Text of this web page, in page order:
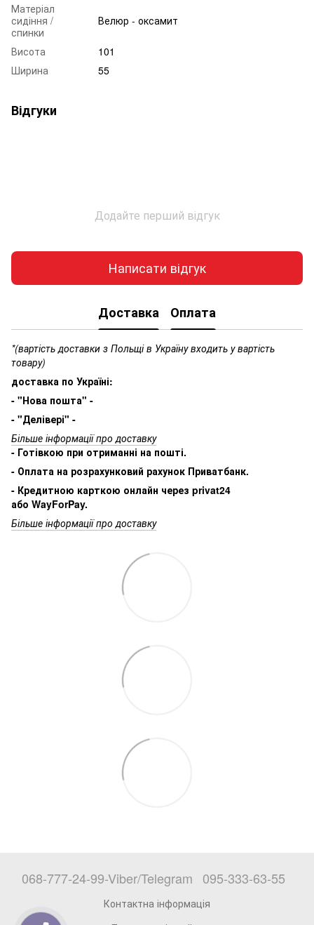
Матеріал
сидіння /
спинки
Велюр - оксамит
Висота
101
Ширина
55
Відгуки
Додайте перший відгук
Написати відгук
Доставка Оплата
*(вартість доставки з Польщі в Україну входить у вартість
товару)
доставка по Україні:
- "Нова пошта" -
- "Делівері" -
Більше інформації про доставку
- Готівкою при отриманні на пошті.
- Оплата на розрахунковий рахунок Приватбанк.
- Кредитною карткою онлайн через privat24
або WayForPay.
Більше інформації про доставку
068-777-24-99-Viber/Telegram 095-333-63-55
Контактна інформація